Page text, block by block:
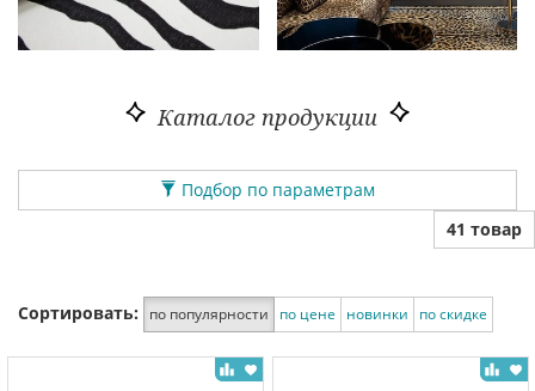
Каталог продукции
Подбор по параметрам
41 товар
Сортировать: по популярности по цене новинки по скидке